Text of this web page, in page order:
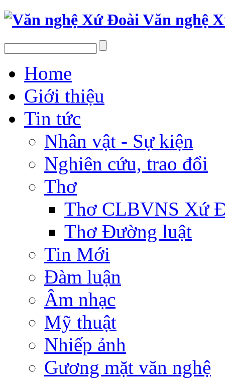
Văn nghệ
Home
Giới thiệu
Tin tức
Nhân vật - Sự kiện
Nghiên cứu, trao đổi
Thơ
Thơ CLBVNS Xứ
Thơ Đường luật
Tin Mới
Đàm luận
Âm nhạc
Mỹ thuật
Nhiếp ảnh
Gương mặt văn nghệ